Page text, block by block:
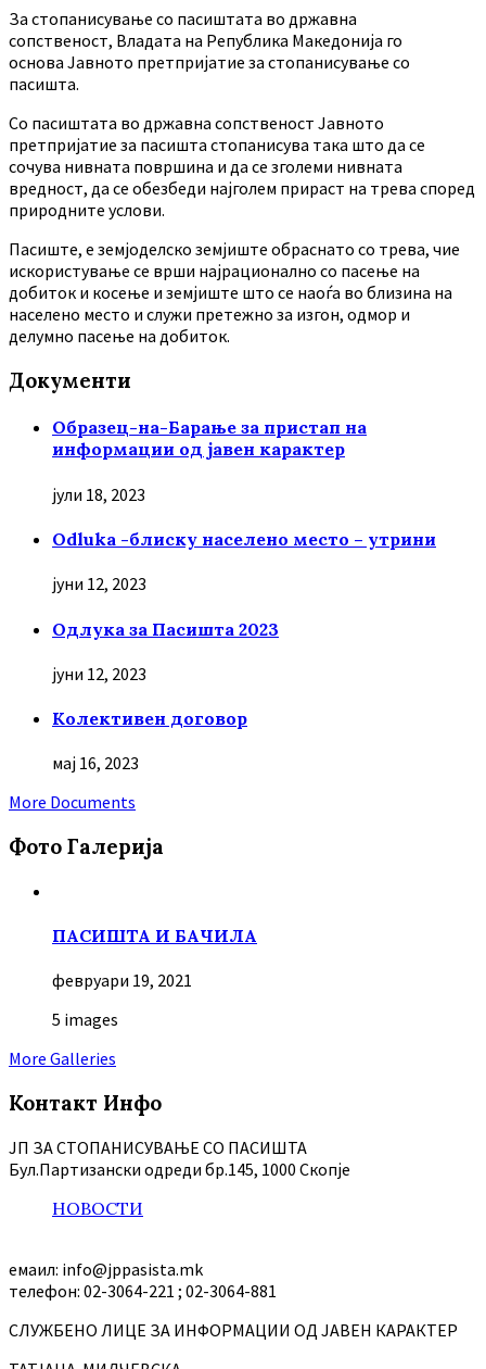
За стопанисување со пасиштата во државна
сопственост, Владата на Република Македонија го
основа Јавното претпријатие за стопанисување со
пасишта.
Co пасиштата во државна сопственост Јавното
претпријатие за пасишта стопанисува така што да се
сочува нивната површина и да се зголеми нивната
вредност, да се обезбеди најголем прираст на трева според
природните услови.
Пасиште, е земјоделско земјиште обраснато со трева, чие
искористување се врши најрационално со пасење на
добиток и косење и земјиште што се наоѓа во близина на
населено место и служи претежно за изгон, одмор и
делумно пасење на добиток.
Документи
Образец-на-Барање за пристап на
информации од јавен карактер
јули 18, 2023
Odluka -блиску населено место – утрини
јуни 12, 2023
Oдлука за Пасишта 2023
јуни 12, 2023
Колективен договор
мај 16, 2023
More Documents
Фото Галерија
ПАСИШТА И БАЧИЛА
февруари 19, 2021
5 images
More Galleries
Контакт Инфо
ЈП ЗА СТОПАНИСУВАЊЕ СО ПАСИШТА
Бул.Партизански oдреди бр.145, 1000 Скопје
НОВОСТИ
емаил: info@jppasista.mk
телефон: 02-3064-221 ; 02-3064-881
СЛУЖБЕНО ЛИЦЕ ЗА ИНФОРМАЦИИ ОД ЈАВЕН КАРАКТЕР